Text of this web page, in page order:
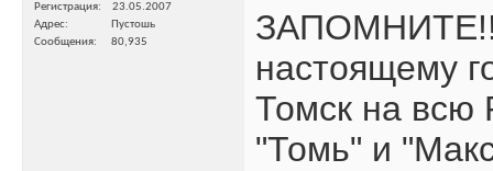
Регистрация
23.05.2007
Адрес
Пустошь
Сообщения
80,935
ЗАПОМНИТЕ!!!
настоящему
Томск на всю
"Томь" и